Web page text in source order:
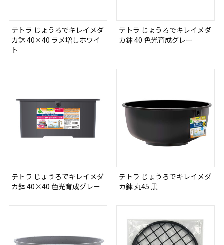
テトラ じょうろでキレイメダ
カ鉢 40×40 ラメ増しホワイ
ト
テトラ じょうろでキレイメダ
カ鉢 40 色光育成グレー
テトラ じょうろでキレイメダ
カ鉢 40×40 色光育成グレー
テトラ じょうろでキレイメダ
カ鉢 丸45 黒